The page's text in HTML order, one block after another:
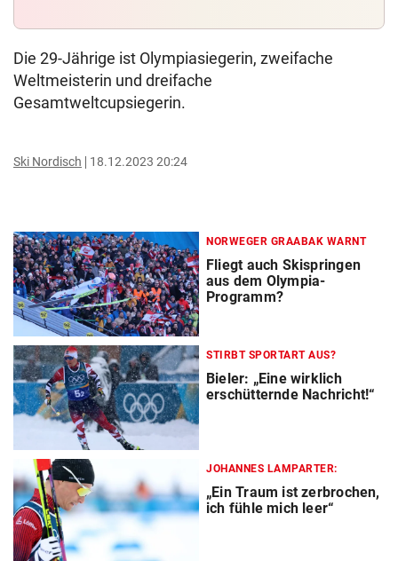
Die 29-Jährige ist Olympiasiegerin, zweifache
Weltmeisterin und dreifache
Gesamtweltcupsiegerin.
Ski Nordisch 18.12.2023 20:24
NORWEGER GRAABAK WARNT
Fliegt auch Skispringen
aus dem Olympia-
Programm?
STIRBT SPORTART AUS?
Bieler: „Eine wirklich
erschütternde Nachricht!“
JOHANNES LAMPARTER:
„Ein Traum ist zerbrochen,
ich fühle mich leer“